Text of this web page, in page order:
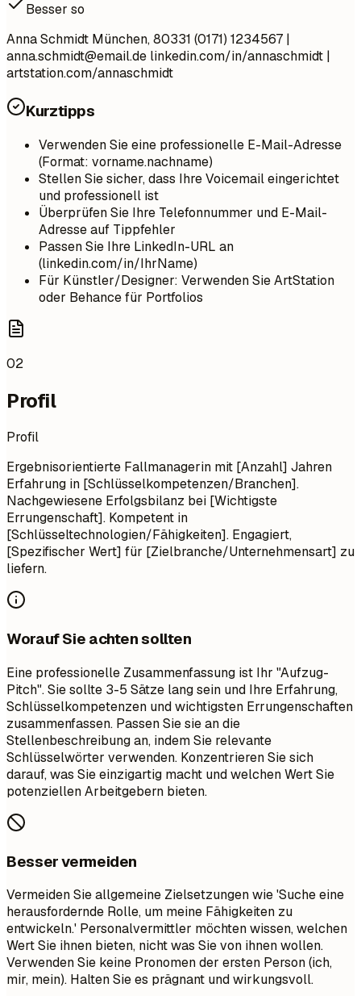
Besser so
Anna Schmidt München, 80331 (0171) 1234567 |
anna.schmidt@email.de linkedin.com/in/annaschmidt |
artstation.com/annaschmidt
Kurztipps
Verwenden Sie eine professionelle E-Mail-Adresse
(Format: vorname.nachname)
Stellen Sie sicher, dass Ihre Voicemail eingerichtet
und professionell ist
Überprüfen Sie Ihre Telefonnummer und E-Mail-
Adresse auf Tippfehler
Passen Sie Ihre LinkedIn-URL an
(linkedin.com/in/IhrName)
Für Künstler/Designer: Verwenden Sie ArtStation
oder Behance für Portfolios
02
Profil
Profil
Ergebnisorientierte Fallmanagerin mit [Anzahl] Jahren
Erfahrung in [Schlüsselkompetenzen/Branchen].
Nachgewiesene Erfolgsbilanz bei [Wichtigste
Errungenschaft]. Kompetent in
[Schlüsseltechnologien/Fähigkeiten]. Engagiert,
[Spezifischer Wert] für [Zielbranche/Unternehmensart] zu
liefern.
Worauf Sie achten sollten
Eine professionelle Zusammenfassung ist Ihr "Aufzug-
Pitch". Sie sollte 3-5 Sätze lang sein und Ihre Erfahrung,
Schlüsselkompetenzen und wichtigsten Errungenschaften
zusammenfassen. Passen Sie sie an die
Stellenbeschreibung an, indem Sie relevante
Schlüsselwörter verwenden. Konzentrieren Sie sich
darauf, was Sie einzigartig macht und welchen Wert Sie
potenziellen Arbeitgebern bieten.
Besser vermeiden
Vermeiden Sie allgemeine Zielsetzungen wie 'Suche eine
herausfordernde Rolle, um meine Fähigkeiten zu
entwickeln.' Personalvermittler möchten wissen, welchen
Wert Sie ihnen bieten, nicht was Sie von ihnen wollen.
Verwenden Sie keine Pronomen der ersten Person (ich,
mir, mein). Halten Sie es prägnant und wirkungsvoll.